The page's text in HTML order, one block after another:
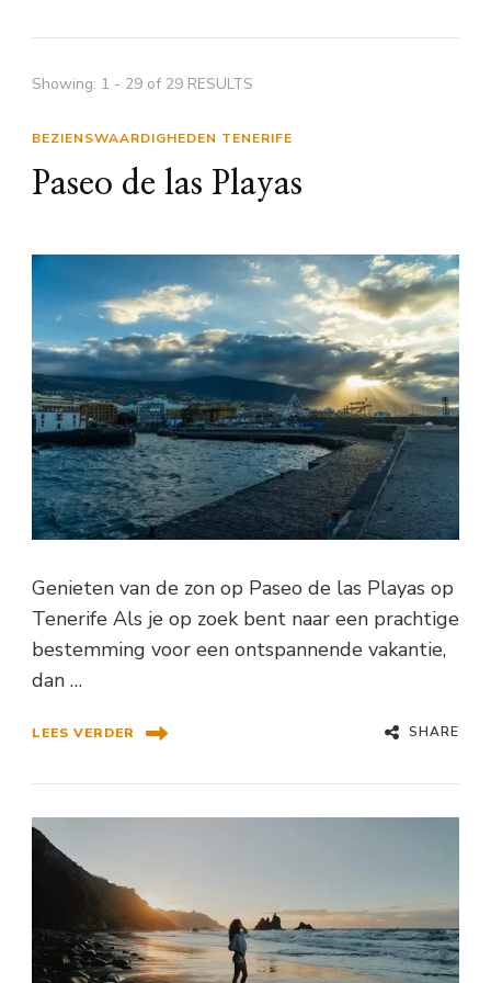
Showing: 1 - 29 of 29 RESULTS
BEZIENSWAARDIGHEDEN TENERIFE
Paseo de las Playas
Genieten van de zon op Paseo de las Playas op
Tenerife Als je op zoek bent naar een prachtige
bestemming voor een ontspannende vakantie,
dan …
LEES VERDER SHARE